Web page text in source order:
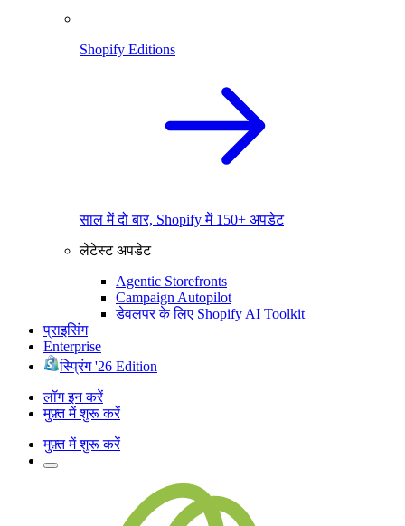
Shopify Editions
साल में दो बार, Shopify में 150+ अपडेट
लेटेस्ट अपडेट
Agentic Storefronts
Campaign Autopilot
डेवलपर के लिए Shopify AI Toolkit
प्राइसिंग
Enterprise
स्प्रिंग '26 Edition
लॉग इन करें
मुफ़्त में शुरू करें
मुफ़्त में शुरू करें